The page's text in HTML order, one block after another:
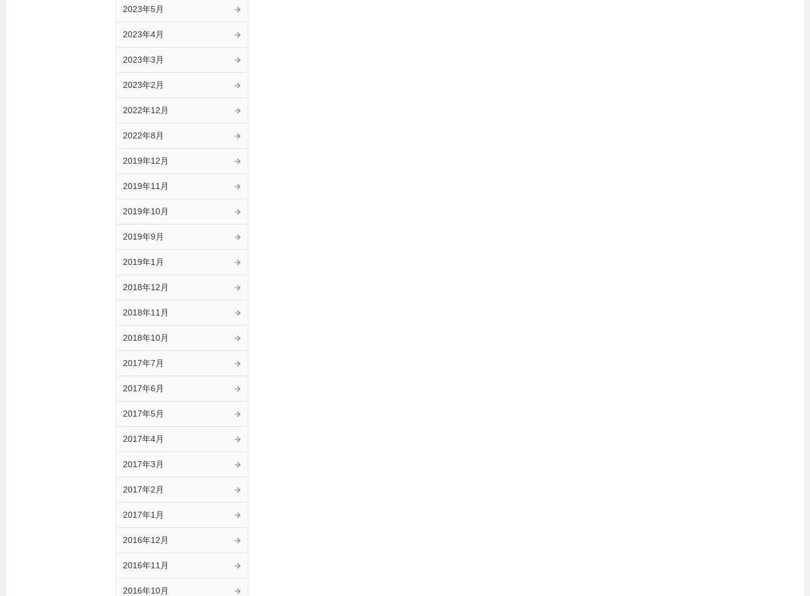
2023年5月
2023年4月
2023年3月
2023年2月
2022年12月
2022年8月
2019年12月
2019年11月
2019年10月
2019年9月
2019年1月
2018年12月
2018年11月
2018年10月
2017年7月
2017年6月
2017年5月
2017年4月
2017年3月
2017年2月
2017年1月
2016年12月
2016年11月
2016年10月